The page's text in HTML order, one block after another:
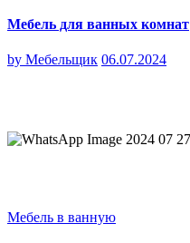
Мебель для ванных комнат
by Мебельщик 06.07.2024
Мебель в ванную